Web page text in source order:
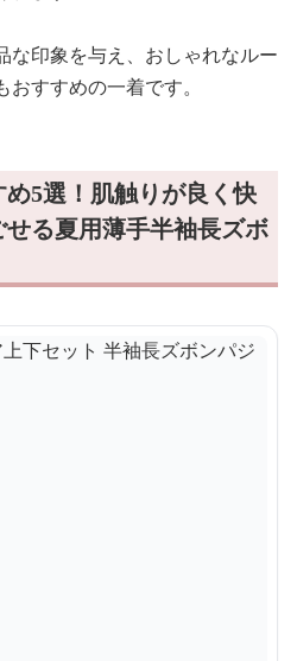
な印象を与え、おしゃれなルー
すすめの一着です。
5選！肌触りが良く快
る夏用薄手半袖長ズボ